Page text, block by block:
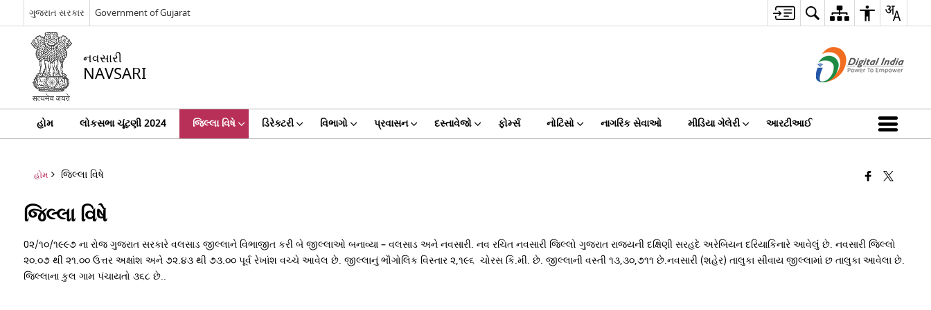
ગુજરાત સરકાર Government of Gujarat
નવસારી
NAVSARI
હોમ લોકસભા ચૂંટણી 2024 જિલ્લા વિષે ડિરેક્ટરી વિભાગો પ્રવાસન દસ્તાવેજો ફોર્મ્સ નોટિસો નાગરિક સેવાઓ મીડિયા ગેલેરી આરટીઆઈ
હોમ જિલ્લા વિષે
જિલ્લા વિષે
0૨/૧૦/૧૯૯૭ ના રોજ ગુજરાત સરકારે વલસાડ જીલ્લાને વિભાજીત કરી બે જીલ્લાઓ બનાવ્યા – વલસાડ અને નવસારી. નવ રચિત નવસારી જિલ્લો ગુજરાત રાજ્યની દક્ષિણી સરહદે અરેબિયન દરિયાકિનારે આવેલું છે. નવસારી જિલ્લો
૨૦.૦૭ થી ૨૧.૦૦ ઉત્તર અક્ષાંશ અને ૭૨.૪૩ થી ૭૩.૦૦ પૂર્વ રેખાંશ વચ્ચે આવેલ છે. જીલ્લાનું ભૌગોલિક વિસ્તાર ૨,૧૯૬ ચોરસ કિ.મી. છે. જીલ્લાની વસ્તી ૧૩,૩૦,૭૧૧ છે.નવસારી (શહેર) તાલુકા સીવાય જીલ્લામાં છ તાલુકા આવેલા છે.
જિલ્લાના કુલ ગામ પંચાયતો ૩૬૮ છે..